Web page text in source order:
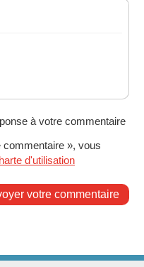
à votre commentaire
», vous
d'utilisation
votre commentaire